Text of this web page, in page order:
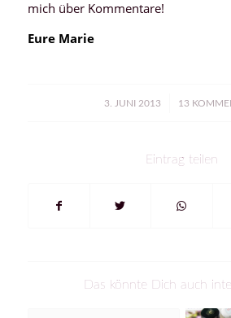
mich über Kommentare!
Eure Marie
3. JUNI 2013
/ 13
Eintrag teilen
Das könnte Dich auch